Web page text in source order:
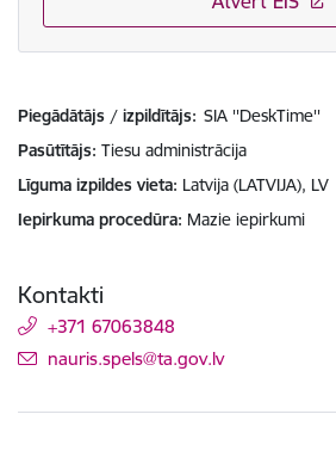
Piegādātājs / izpildītājs: SIA ''DeskTime''
Pasūtītājs Tiesu administrācija
Līguma izpildes vieta Latvija (LATVIJA), LV
Iepirkuma procedūra Mazie iepirkumi
Kontakti
+371 67063848
E-pasts:
nauris.spels@ta.gov.lv